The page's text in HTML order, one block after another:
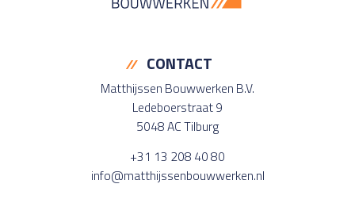
CONTACT
Matthijssen Bouwwerken B.V.
Ledeboerstraat 9
5048 AC Tilburg
+31 13 208 40 80
info@matthijssenbouwwerken.nl